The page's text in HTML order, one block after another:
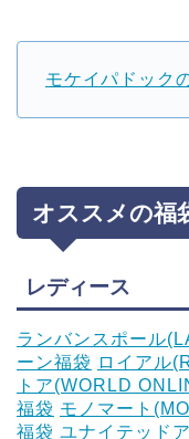
モケイパドック
オススメの福
レディース
ランバンスポール
ーン福袋 ロイアル
トア(WORLD
福袋 モノマート
福袋 ユナイテッド